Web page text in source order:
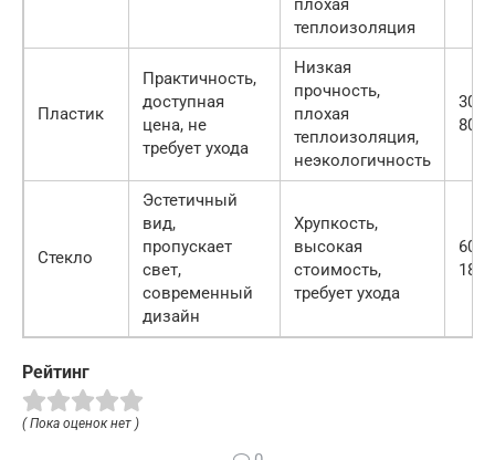
теплоизоляция
Пластик
Практичность,
доступная
цена, не
требует ухода
Низкая
прочность,
плохая
теплоизоляция,
неэкологичность
8000
Стекло
Эстетичный
вид,
пропускает
свет,
современный
дизайн
Хрупкость,
высокая
стоимость,
требует ухода
Рейтинг
( Пока оценок нет )